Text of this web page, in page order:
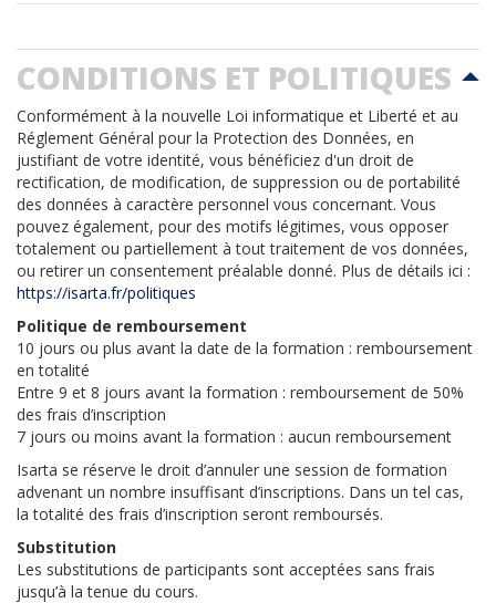
CONDITIONS ET POLITIQUES
Conformément à la nouvelle Loi informatique et Liberté et au
Réglement Général pour la Protection des Données, en
justifiant de votre identité, vous bénéficiez d'un droit de
rectification, de modification, de suppression ou de portabilité
des données à caractère personnel vous concernant. Vous
pouvez également, pour des motifs légitimes, vous opposer
totalement ou partiellement à tout traitement de vos données,
ou retirer un consentement préalable donné. Plus de détails ici :
https://isarta.fr/politiques
Politique de remboursement
10 jours ou plus avant la date de la formation : remboursement
en totalité
Entre 9 et 8 jours avant la formation : remboursement de 50%
des frais d’inscription
7 jours ou moins avant la formation : aucun remboursement
Isarta se réserve le droit d’annuler une session de formation
advenant un nombre insuffisant d’inscriptions. Dans un tel cas,
la totalité des frais d’inscription seront remboursés.
Substitution
Les substitutions de participants sont acceptées sans frais
jusqu’à la tenue du cours.